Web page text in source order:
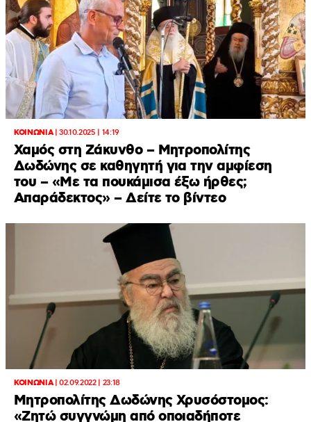
ΚΟΙΝΩΝΙΑ|30.10.2025 | 14:19
Χαμός στη Ζάκυνθο – Μητροπολίτης
Δωδώνης σε καθηγητή για την αμφίεση
του – «Με τα πουκάμισα έξω ήρθες;
Απαράδεκτος» – Δείτε το βίντεο
ΚΟΙΝΩΝΙΑ|02.09.2022 | 23:18
Μητροπολίτης Δωδώνης Χρυσόστομος:
«Ζητώ συγγνώμη από οποιαδήποτε